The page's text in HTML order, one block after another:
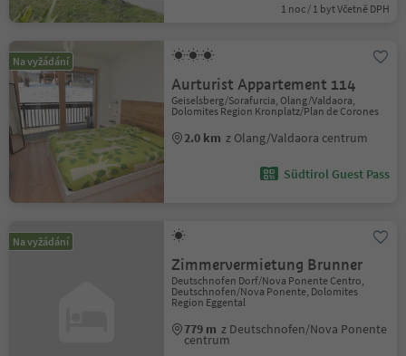
1 noc / 1 byt Včetně DPH
Na vyžádání
Aurturist Appartement 114
Geiselsberg/Sorafurcia, Olang/Valdaora,
Dolomites Region Kronplatz/Plan de Corones
2.0 km z Olang/Valdaora centrum
Südtirol Guest Pass
Na vyžádání
Zimmervermietung Brunner
Deutschnofen Dorf/Nova Ponente Centro,
Deutschnofen/Nova Ponente, Dolomites
Region Eggental
779 m z Deutschnofen/Nova Ponente
centrum